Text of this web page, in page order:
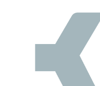
500